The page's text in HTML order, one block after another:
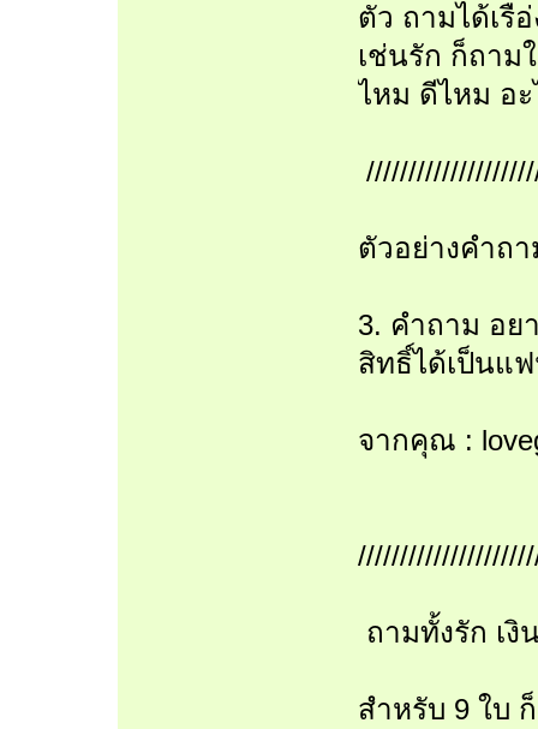
ตัว ถามได้เรือ่
เช่นรัก ก็ถาม
ไหม ดีไหม อ
ตัวอย่างคำถ
3. คำถาม อย
สิทธิ์ได้เป็นแ
จากคุณ :
ถามทั้งรัก เ
สำหรับ 9 ใบ